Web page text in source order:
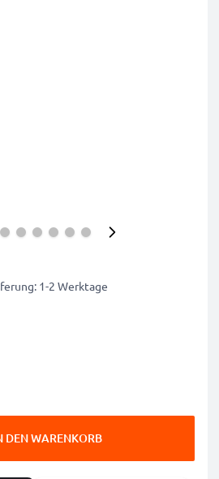
1-2 Werktage
DEN WARENKORB